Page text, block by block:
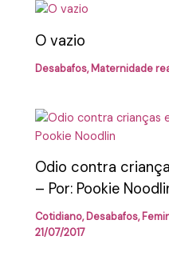
O vazio
Desabafos,Maternidade
Odio contra
– Por: Pookie
Cotidiano,Desabafos,
21/07/2017